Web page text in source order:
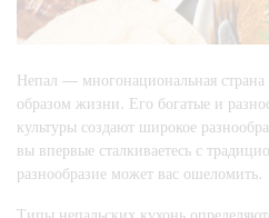
Непал — многонациональная
образом жизни. Его богатые и
культуры создают широкое
вы впервые сталкиваетесь с
разнообразие может вас ошеломить.
Типы непальских кухонь